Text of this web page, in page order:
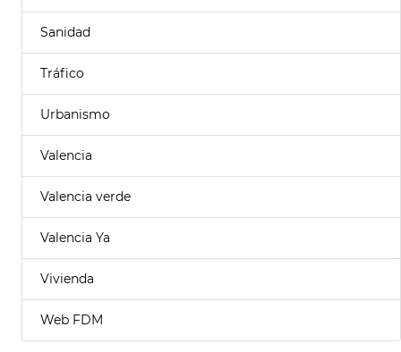
Sanidad
Tráfico
Urbanismo
Valencia
Valencia verde
Valencia Ya
Vivienda
Web FDM